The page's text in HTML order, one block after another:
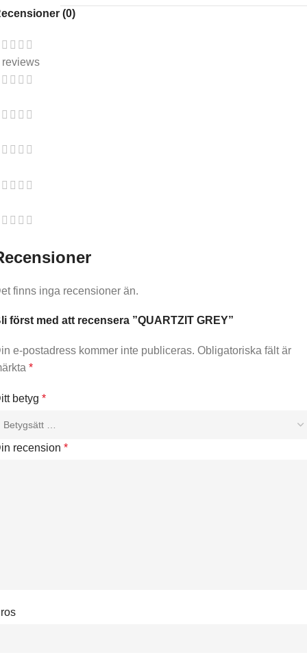
(0)
reviews
finns inga recensioner än.
först med att recensera ”QUARTZIT GREY”
e-postadress kommer inte publiceras. Obligatoriska fält är
*
betyg *
recension *